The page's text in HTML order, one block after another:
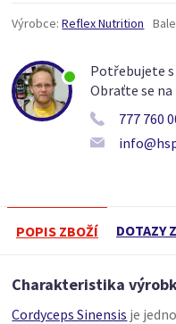
Výrobce: Reflex Nutrition
Potřebujete
Obraťte se
777 760
POPIS ZBOŽÍ DOTAZY
Charakteristika
Cordyceps Sinensis je